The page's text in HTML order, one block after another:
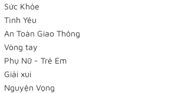
Sức Khỏe
Tình Yêu
An Toàn Giao Thông
Vòng tay
Phụ Nữ - Trẻ Em
Giải xui
Nguyện Vọng